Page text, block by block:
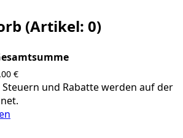
(Artikel: 0)
€
und Rabatte werden auf der